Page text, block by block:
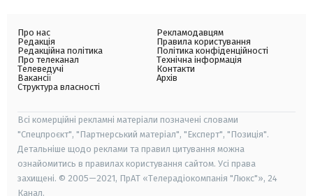
Про нас
Редакція
Редакційна політика
Про телеканал
Телеведучі
Вакансії
Структура власності
Рекламодавцям
Правила користування
Політика конфіденційності
Технічна інформація
Контакти
Архів
Всі комерційні рекламні матеріали позначені словами
"Спецпроєкт", "Партнерський матеріал", "Експерт", "Позиція".
Детальніше щодо реклами та правил цитування можна
ознайомитись в правилах користування сайтом. Усі права
захищені. © 2005—2021, ПрАТ «Телерадіокомпанія "Люкс"», 24
Канал.